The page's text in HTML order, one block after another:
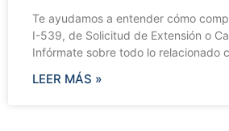
Te ayudamos a entender cómo
I-539, de Solicitud de Extensión o
Infórmate sobre todo lo relacionado
LEER MÁS »